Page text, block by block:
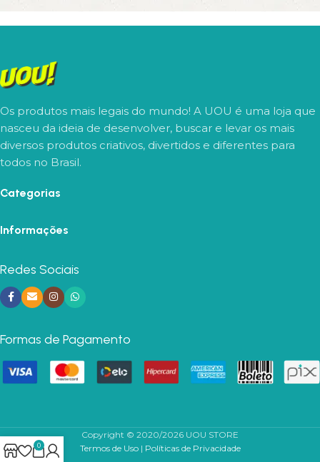
Os produtos mais legais do mundo! A UOU é uma loja que
nasceu da ideia de desenvolver, buscar e levar os mais
diversos produtos criativos, divertidos e diferentes para
todos no Brasil.
Categorias
Informações
Redes Sociais
Formas de Pagamento
Copyright © 2020/2026 UOU STORE
Termos de Uso| Políticas de Privacidade
0